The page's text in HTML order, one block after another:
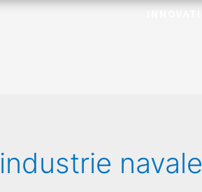
industrie navale